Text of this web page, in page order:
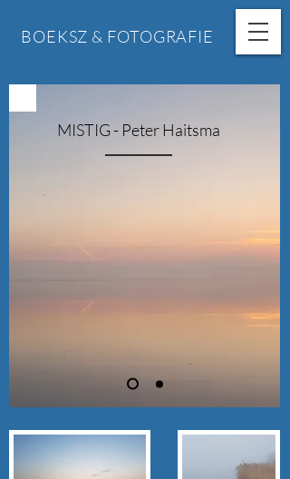
BOEKSZ & FOTOGRAFIE
MISTIG - Peter Haitsma